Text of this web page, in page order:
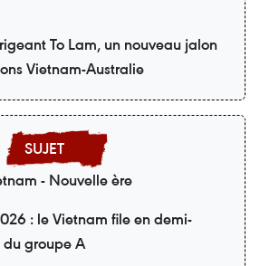
To Lam, un nouveau jalon
Vietnam-Australie
- Nouvelle ère
: le Vietnam file en demi-
groupe A